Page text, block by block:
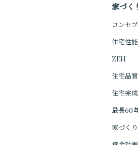
家づく
コンセ
住宅性能
ZEH
住宅品質
住宅完
最長60
家づく